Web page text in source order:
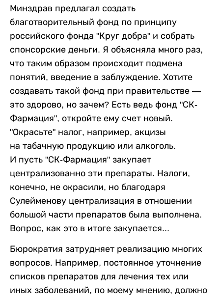
Минздрав предлагал создать
благотворительный фонд по принципу
российского фонда "Круг добра" и собрать
спонсорские деньги. Я объясняла много раз,
что таким образом происходит подмена
понятий, введение в заблуждение. Хотите
создавать такой фонд при правительстве —
это здорово, но зачем? Есть ведь фонд "СК-
Фармация", откройте ему счет новый.
"Окрасьте" налог, например, акцизы
на табачную продукцию или алкоголь.
И пусть "СК-Фармация" закупает
централизованно эти препараты. Налоги,
конечно, не окрасили, но благодаря
Сулейменову централизация в отношении
большой части препаратов была выполнена.
Вопрос, как это в итоге закупается...
Бюрократия затрудняет реализацию многих
вопросов. Например, постоянное уточнение
списков препаратов для лечения тех или
иных заболеваний, по моему мнению, должно